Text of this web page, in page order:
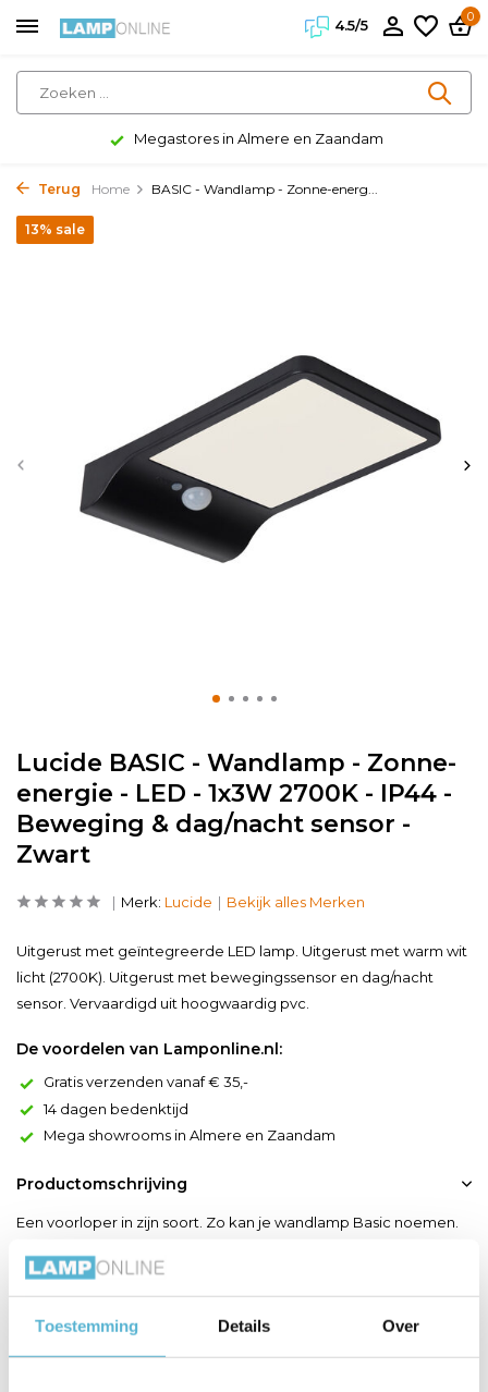
Toestemming Details Over
4.5/5
0
Megastores in Almere en Zaandam
Terug Home BASIC - Wandlamp - Zonne-energ...
Lucide BASIC - Wandlamp - Zonne-
energie - LED - 1x3W 2700K - IP44 -
Beweging & dag/nacht sensor -
Zwart
13% sale
Merk: Lucide Bekijk alles Merken
Uitgerust met geïntegreerde LED lamp. Uitgerust met warm wit
licht (2700K). Uitgerust met bewegingssensor en dag/nacht
sensor. Vervaardigd uit hoogwaardig pvc.
De voordelen van Lamponline.nl:
Gratis verzenden vanaf € 35,-
14 dagen bedenktijd
Mega showrooms in Almere en Zaandam
Productomschrijving
Een voorloper in zijn soort. Zo kan je wandlamp Basic noemen.
design met een hoge gebruiksvriendelijkheid. Waarom? Omdat
je met deze buitenverlichting baadt in puur gemak. De
wandlamp werkt zonder stroomaansluiting: je installeert hem
makkelijk in je tuin of als sfeerverlichting naast je v...